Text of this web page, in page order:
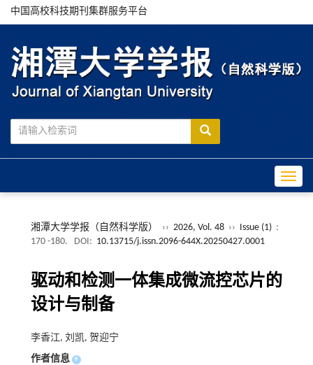
中国高校科技期刊集群服务平台
湘潭大学学报（自然科学版） ›› 2026, Vol. 48 ›› Issue (1) :
170 -180.
DOI: 10.13715/j.issn.2096-644X.20250427.0001
驱动和检测一体集成微流控芯片的
设计与制备
李香江, 刘凯, 贺迎宁
作者信息 +